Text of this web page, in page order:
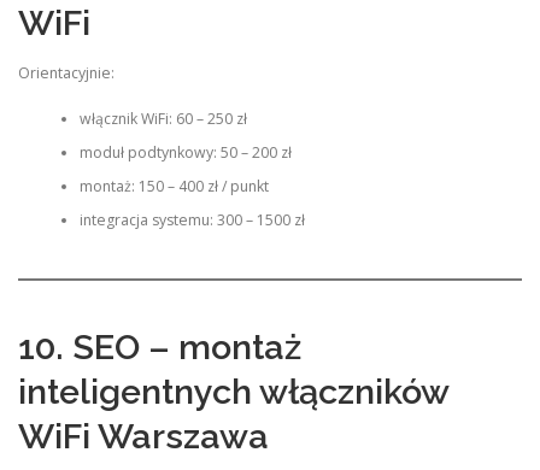
WiFi
Orientacyjnie:
włącznik WiFi: 60 – 250 zł
moduł podtynkowy: 50 – 200 zł
montaż: 150 – 400 zł / punkt
integracja systemu: 300 – 1500 zł
10. SEO – montaż
inteligentnych włączników
WiFi Warszawa